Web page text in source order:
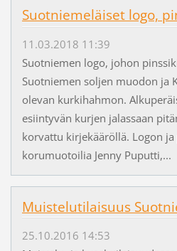
Suotniemeläiset logo,
11.03.2018 11:39
Suotniemen logo, johon
Suotniemen soljen muodon ja
olevan kurkihahmon.
esiintyvän kurjen jalassaan
korvattu kirjekääröllä. Logon
korumuotoilia Jenny Puputti,...
Muistelutilaisuus
25.10.2016 14:53